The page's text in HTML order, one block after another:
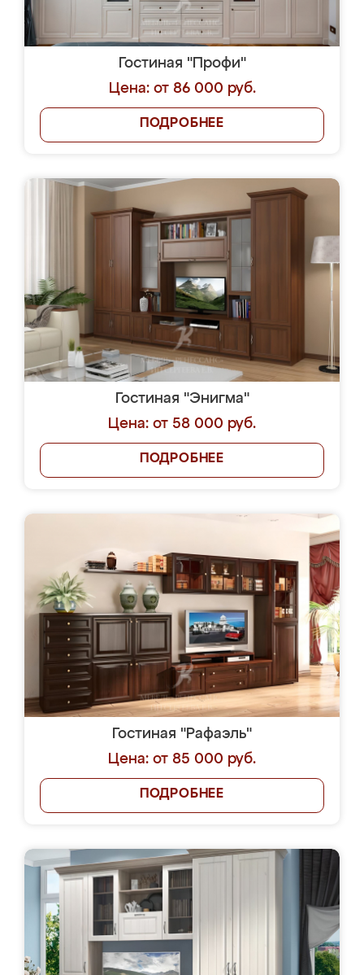
Гостиная "Профи"
Цена: от 86 000 руб.
ПОДРОБНЕЕ
Гостиная "Энигма"
Цена: от 58 000 руб.
ПОДРОБНЕЕ
Гостиная "Рафаэль"
Цена: от 85 000 руб.
ПОДРОБНЕЕ